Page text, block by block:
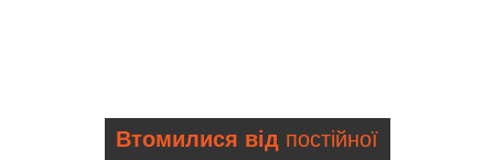
Втомилися від постійної